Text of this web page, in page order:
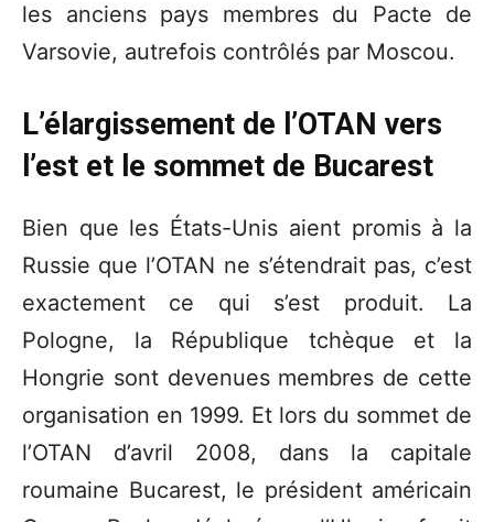
les anciens pays membres du Pacte de
Varsovie, autrefois contrôlés par Moscou.
L’élargissement de l’OTAN vers
l’est et le sommet de Bucarest
Bien que les États-Unis aient promis à la
Russie que l’OTAN ne s’étendrait pas, c’est
exactement ce qui s’est produit. La
Pologne, la République tchèque et la
Hongrie sont devenues membres de cette
organisation en 1999. Et lors du sommet de
l’OTAN d’avril 2008, dans la capitale
roumaine Bucarest, le président américain